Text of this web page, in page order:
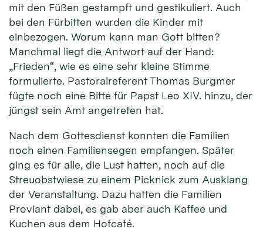
mit den Füßen gestampft und gestikuliert. Auch
bei den Fürbitten wurden die Kinder mit
einbezogen. Worum kann man Gott bitten?
Manchmal liegt die Antwort auf der Hand:
„Frieden“, wie es eine sehr kleine Stimme
formulierte. Pastoralreferent Thomas Burgmer
fügte noch eine Bitte für Papst Leo XIV. hinzu, der
jüngst sein Amt angetreten hat.
Nach dem Gottesdienst konnten die Familien
noch einen Familiensegen empfangen. Später
ging es für alle, die Lust hatten, noch auf die
Streuobstwiese zu einem Picknick zum Ausklang
der Veranstaltung. Dazu hatten die Familien
Proviant dabei, es gab aber auch Kaffee und
Kuchen aus dem Hofcafé.